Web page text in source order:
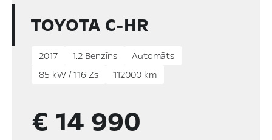
TOYOTA C-HR
2017 1.2 Benzīns
Automāts
85 kW / 116 Zs
112000 km
€ 14 990